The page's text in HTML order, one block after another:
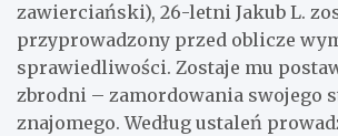
zawierciański), 26-letni Jakub L.
przyprowadzony przed oblicze
sprawiedliwości. Zostaje mu
zbrodni – zamordowania swojego
znajomego. Według ustaleń